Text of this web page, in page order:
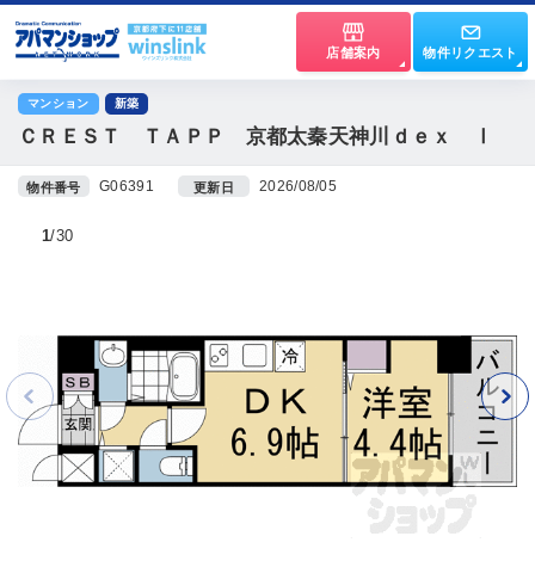
店舗案内 物件リクエスト
マンション 新築
ＣＲＥＳＴ ＴＡＰＰ 京都太秦天神川ｄｅｘ Ⅰ
物件番号 G06391 更新日 2026/08/05
1 30